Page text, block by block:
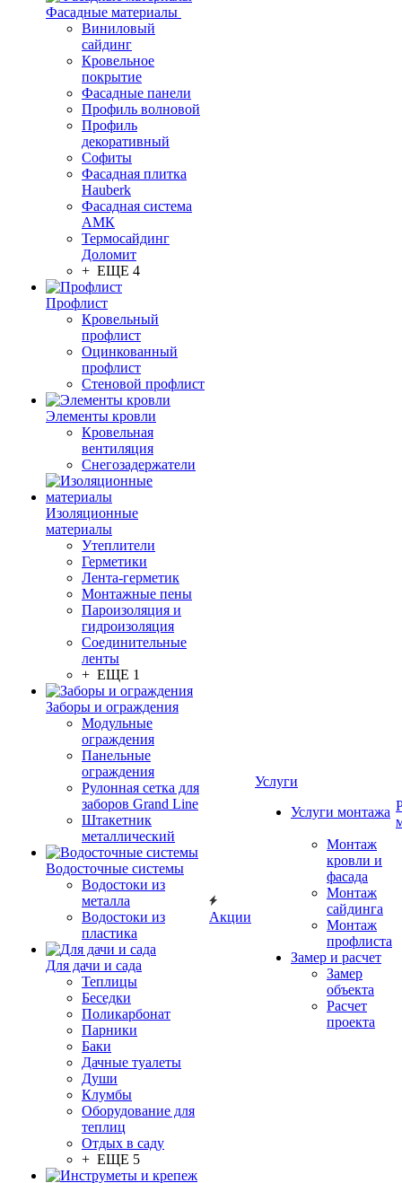
Фасадные материалы
Виниловый
сайдинг
Кровельное
покрытие
Фасадные панели
Профиль волновой
Профиль
декоративный
Софиты
Фасадная плитка
Hauberk
Фасадная система
АМК
Термосайдинг
Доломит
+ ЕЩЕ 4
Профлист
Кровельный
профлист
Оцинкованный
профлист
Стеновой профлист
Элементы кровли
Кровельная
вентиляция
Снегозадержатели
Изоляционные
материалы
Утеплители
Герметики
Лента-герметик
Монтажные пены
Пароизоляция и
гидроизоляция
Соединительные
ленты
+ ЕЩЕ 1
Заборы и ограждения
Модульные
ограждения
Панельные
ограждения
Рулонная сетка для
заборов Grand Line
Штакетник
металлический
Водосточные системы
Водостоки из
металла
Водостоки из
пластика
Для дачи и сада
Теплицы
Беседки
Поликарбонат
Парники
Баки
Дачные туалеты
Души
Клумбы
Оборудование для
теплиц
Отдых в саду
+ ЕЩЕ 5
Акции
Услуги
Услуги монтажа
Монтаж
кровли и
фасада
Монтаж
сайдинга
Монтаж
профлиста
Замер и расчет
Замер
объекта
Расчет
проекта